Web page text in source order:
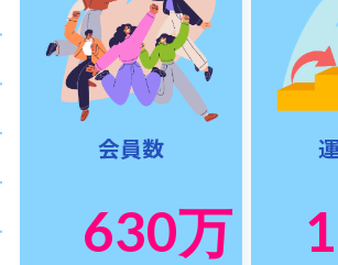
会員数
630万